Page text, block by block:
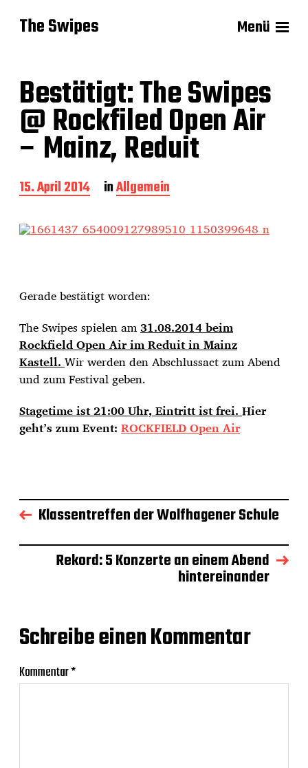
The Swipes Menü
Bestätigt: The Swipes
@ Rockfiled Open Air
– Mainz, Reduit
B
e
t
d
t
u
m
15. April 2014 inAllgemein
Gerade bestätigt worden:
The Swipes spielen am31.08.2014 beim
Rockfield Open Air im Reduit in Mainz
Kastell.Wir werden den Abschlussact zum Abend
und zum Festival geben.
Stagetime ist 21:00 Uhr, Eintritt ist frei.Hier
geht’s zum Event: ROCKFIELD Open Air
Klassentreffen der Wolfhagener Schule
Rekord: 5 Konzerte an einem Abend
hintereinander
Schreibe einen Kommentar
Kommentar*